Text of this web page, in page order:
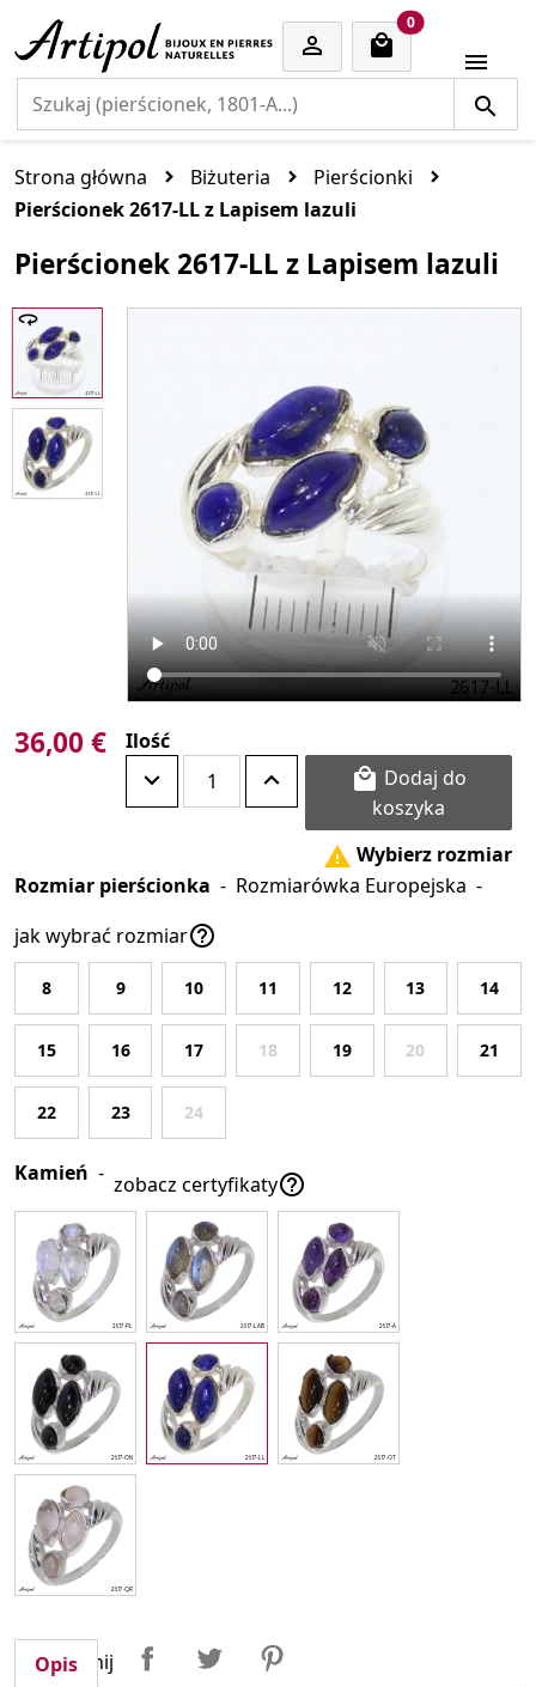

0cart items

Strona główna Biżuteria
Pierścionki
Pierścionek 2617-LL z Lapisem lazuli
Pierścionek 2617-LL z Lapisem lazuli
36,00 € Ilość

koszyka
 Wybierz rozmiar
Rozmiar pierścionka - Rozmiarówka Europejska -
jak wybrać rozmiar
8 9 10 11 12 13 14
15 16 17 18 19 20 21
22 23 24
Kamień - zobacz certyfikaty
Udostępnij UdostępnijTweetuj
Opis